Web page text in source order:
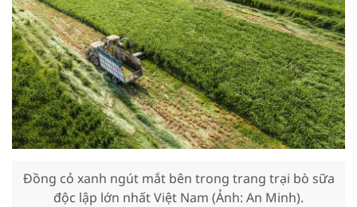
Đồng cỏ xanh ngút mắt bên trong trang trại bò sữa
độc lập lớn nhất Việt Nam (Ảnh: An Minh).